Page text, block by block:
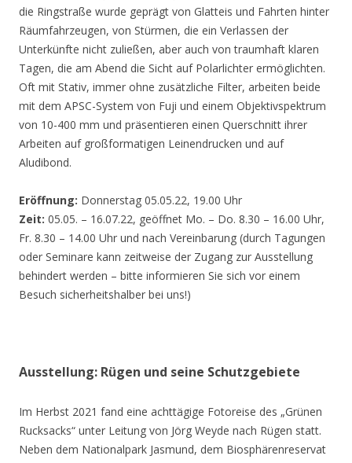
die Ringstraße wurde geprägt von Glatteis und Fahrten hinter
Räumfahrzeugen, von Stürmen, die ein Verlassen der
Unterkünfte nicht zuließen, aber auch von traumhaft klaren
Tagen, die am Abend die Sicht auf Polarlichter ermöglichten.
Oft mit Stativ, immer ohne zusätzliche Filter, arbeiten beide
mit dem APSC-System von Fuji und einem Objektivspektrum
von 10-400 mm und präsentieren einen Querschnitt ihrer
Arbeiten auf großformatigen Leinendrucken und auf
Aludibond.
Eröffnung: Donnerstag 05.05.22, 19.00 Uhr
Zeit: 05.05. – 16.07.22, geöffnet Mo. – Do. 8.30 – 16.00 Uhr,
Fr. 8.30 – 14.00 Uhr und nach Vereinbarung (durch Tagungen
oder Seminare kann zeitweise der Zugang zur Ausstellung
behindert werden – bitte informieren Sie sich vor einem
Besuch sicherheitshalber bei uns!)
Ausstellung: Rügen und seine Schutzgebiete
Im Herbst 2021 fand eine achttägige Fotoreise des „Grünen
Rucksacks“ unter Leitung von Jörg Weyde nach Rügen statt.
Neben dem Nationalpark Jasmund, dem Biosphärenreservat